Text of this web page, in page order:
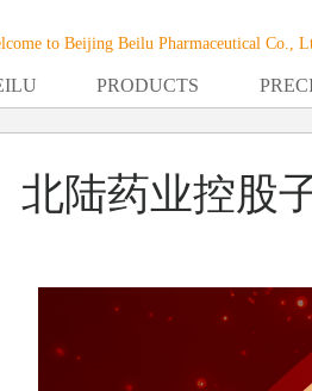
to Beijing Beilu Pharmaceutical Co.,
PRODUCTS
北陆药业控